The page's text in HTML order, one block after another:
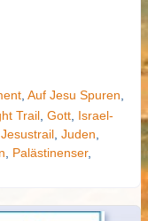
, Auf Jesu Spuren,
Trail, Gott, Israel-
Jesustrail, Juden
Palästinenser,